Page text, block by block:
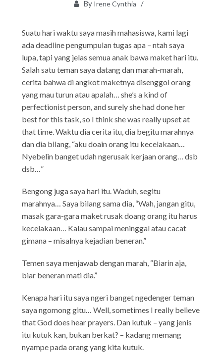
By Irene Cynthia
Suatu hari waktu saya masih mahasiswa, kami lagi
ada deadline pengumpulan tugas apa – ntah saya
lupa, tapi yang jelas semua anak bawa maket hari itu.
Salah satu teman saya datang dan marah-marah,
cerita bahwa di angkot maketnya disenggol orang
yang mau turun atau apalah… she’s a kind of
perfectionist person, and surely she had done her
best for this task, so I think she was really upset at
that time. Waktu dia cerita itu, dia begitu marahnya
dan dia bilang, “aku doain orang itu kecelakaan…
Nyebelin banget udah ngerusak kerjaan orang… dsb
dsb…”
Bengong juga saya hari itu. Waduh, segitu
marahnya… Saya bilang sama dia, “Wah, jangan gitu,
masak gara-gara maket rusak doang orang itu harus
kecelakaan… Kalau sampai meninggal atau cacat
gimana – misalnya kejadian beneran.”
Temen saya menjawab dengan marah, “Biarin aja,
biar beneran mati dia.”
Kenapa hari itu saya ngeri banget ngedenger teman
saya ngomong gitu… Well, sometimes I really believe
that God does hear prayers. Dan kutuk – yang jenis
itu kutuk kan, bukan berkat? – kadang memang
nyampe pada orang yang kita kutuk.